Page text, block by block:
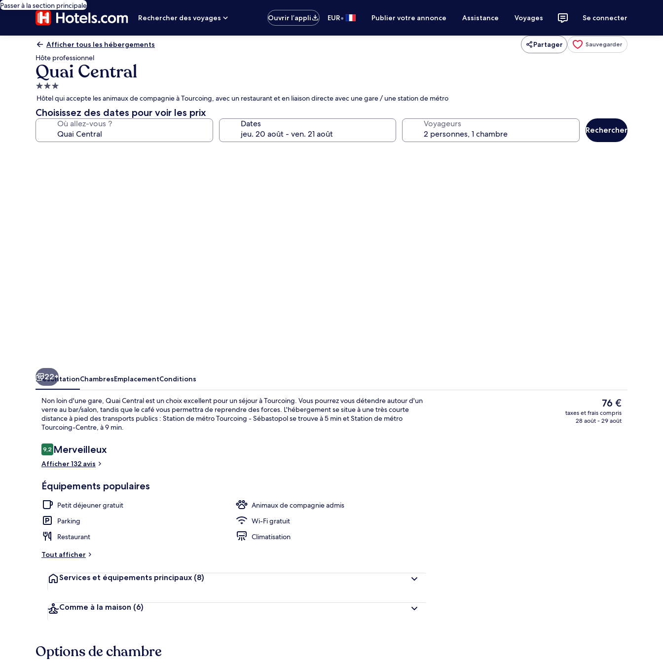
Passer à la section principale
Rechercher des voyages
Ouvrir l’appli EUR• Publier votre annonce Assistance Voyages Se connecter
Afficher tous les hébergements Partager Sauvegarder
Hôte professionnel
Quai Central
Hébergement
3.0 étoiles
Hôtel qui accepte les animaux de compagnie à Tourcoing, avec un restaurant et en liaison directe avec une gare / une station de métro
Choisissez des dates pour voir les prix
Où allez-vous ? Dates Voyageurs
Rechercher
22+
PrésentationChambresEmplacementConditions
Non loin d'une gare, Quai Central est un choix excellent pour un séjour à Tourcoing. Vous pourrez vous détendre autour d'un
verre au bar/salon, tandis que le café vous permettra de reprendre des forces. L'hébergement se situe à une très courte
distance à pied des transports publics : Station de métro Tourcoing - Sébastopol se trouve à 5 min et Station de métro
Tourcoing-Centre, à 9 min.
Avis
voyageurs
9,29,2 sur 10
Merveilleux
Afficher 132 avis
Équipements populaires
Petit déjeuner gratuit
Animaux de compagnie admis
Parking
Wi-Fi gratuit
Restaurant
Climatisation
Tout afficher
Services et équipements principaux (8)
Comme à la maison (6)
Le
prix
actuel
76 €
taxes et frais compris
28 août - 29 août
Options de chambre